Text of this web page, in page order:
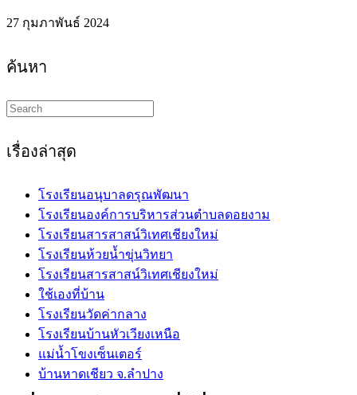
27 กุมภาพันธ์ 2024
ค้นหา
Search
this
เรื่องล่าสุด
โรงเรียนอนุบาลดรุณพัฒนา
โรงเรียนองค์การบริหารส่วนตำบลดอยงาม
โรงเรียนสารสาสน์วิเทศเชียงใหม่
โรงเรียนห้วยน้ำขุ่นวิทยา
โรงเรียนสารสาสน์วิเทศเชียงใหม่
ใช้เองที่บ้าน
โรงเรียนวัดค่ากลาง
โรงเรียนบ้านหัวเวียงเหนือ
แม่น้ำโขงเซ็นเตอร์
บ้านหาดเชียว จ.ลำปาง